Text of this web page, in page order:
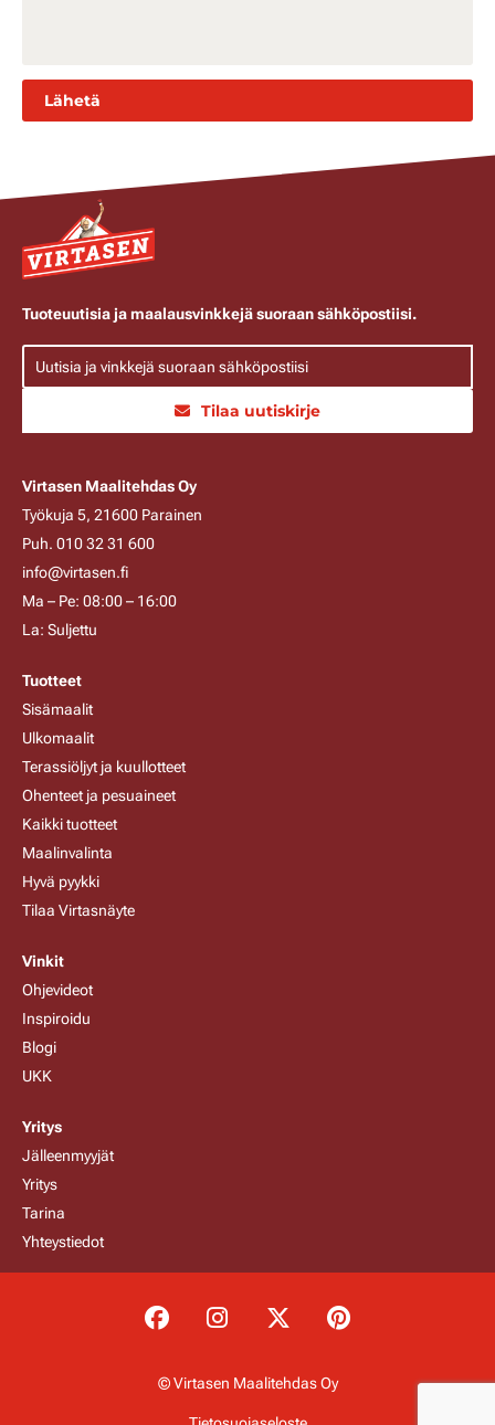
Tuoteuutisia ja maalausvinkkejä suoraan sähköpostiisi.
Tilaa uutiskirje
Virtasen Maalitehdas Oy
Työkuja 5, 21600 Parainen
Puh. 010 32 31 600
info@virtasen.fi
Ma – Pe: 08:00 – 16:00
La: Suljettu
Tuotteet
Sisämaalit
Ulkomaalit
Terassiöljyt ja kuullotteet
Ohenteet ja pesuaineet
Kaikki tuotteet
Maalinvalinta
Hyvä pyykki
Tilaa Virtasnäyte
Vinkit
Ohjevideot
Inspiroidu
Blogi
UKK
Yritys
Jälleenmyyjät
Yritys
Tarina
Yhteystiedot
© Virtasen Maalitehdas Oy